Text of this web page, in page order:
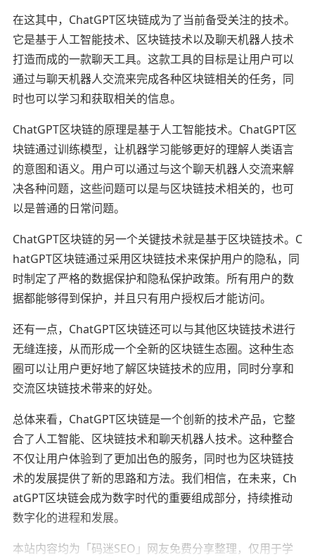
在这其中，ChatGPT区块链成为了当前备受关注的技术。
它是基于人工智能技术、区块链技术以及聊天机器人技术
打造而成的一款聊天工具。这款工具的目标是让用户可以
通过与聊天机器人交流来完成各种区块链相关的任务，同
时也可以学习和获取相关的信息。
ChatGPT区块链的原理是基于人工智能技术。ChatGPT区
块链通过训练模型，让机器学习能够更好的理解人类语言
的意图和语义。用户可以通过与这个聊天机器人交流来解
决各种问题，这些问题可以是与区块链技术相关的，也可
以是普通的日常问题。
ChatGPT区块链的另一个关键技术就是基于区块链技术。C
hatGPT区块链通过采用区块链技术来保护用户的隐私，同
时制定了严格的数据保护和隐私保护政策。所有用户的数
据都能够得到保护，并且只有用户授权后才能访问。
还有一点，ChatGPT区块链还可以与其他区块链技术进行
无缝连接，从而形成一个全新的区块链生态圈。这种生态
圈可以让用户更好地了解区块链技术的应用，同时分享和
交流区块链技术带来的好处。
总体来看，ChatGPT区块链是一个创新的技术产品，它整
合了人工智能、区块链技术和聊天机器人技术。这种整合
不仅让用户体验到了更加出色的服务，同时也为区块链技
术的发展提供了新的思路和方法。我们相信，在未来，Ch
atGPT区块链会成为数字时代的重要组成部分，持续推动
数字化的进程和发展。
本站内容均为「码迷SEO」网友免费分享整理，仅用于学